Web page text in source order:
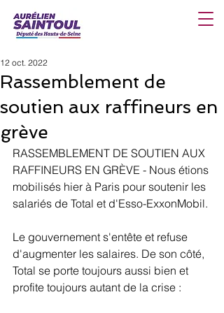
Rassemblement de
soutien aux raffineurs en
grève
12 oct. 2022
RASSEMBLEMENT DE SOUTIEN AUX
RAFFINEURS EN GRÈVE - Nous étions
mobilisés hier à Paris pour soutenir les
salariés de Total et d'Esso-ExxonMobil.
Le gouvernement s'entête et refuse
d'augmenter les salaires. De son côté,
Total se porte toujours aussi bien et
profite toujours autant de la crise :